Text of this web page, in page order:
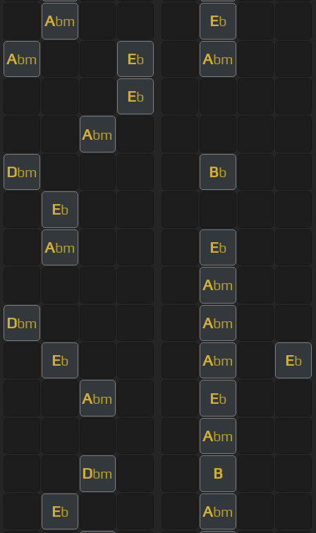
Abm Eb
Abm Eb Abm
Eb
Abm
Dbm Bb
Eb
Abm Eb
Abm
Dbm Abm
Eb Abm Eb
Abm Eb
Abm
Dbm B
Eb Abm